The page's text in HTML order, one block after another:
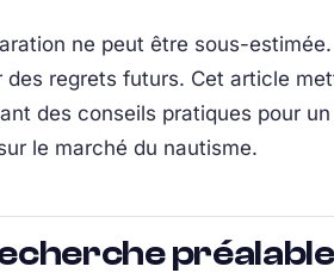
ne peut être sous-
regrets futurs. Cet article
des conseils pratiques pour
le marché du nautisme.
préalable